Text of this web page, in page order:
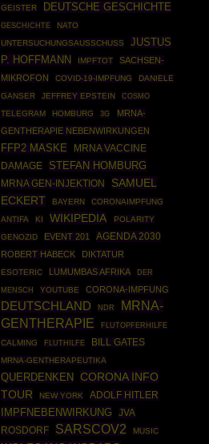
GEISTER
DEUTSCHE GESCHICHTE
GESCHICHTE
NATO
UNTERSUCHUNGSAUSSCHUSS
JUSTUS
P. HOFFMANN
IMPFTOT
SACHSEN-
MIKROFON
COVID-19-IMPFUNG
DANIELE
GANSER
JEFFREY EPSTEIN
COSMO
TELEGRAM
HOMBURG 3G
MRNA-
GENTHERAPIE NEBENWIRKUNGEN
FFP2 MASKE
MRNA VACCINE
DAMAGE
STEFAN HOMBURG
MRNA GEN-INJEKTION
SAMUEL
ECKERT
BAYERN
CORONAIMPFUNG
ANTIFA
KI WIKIPEDIA
POLARITY
GENOZID
EVENT 201 AGENDA 2030
ROBERT HABECK DIKTATUR
ESOTERIC LUMUMBAS AFRIKA DER
MENSCH YOUTUBE CORONA-IMPFUNG
DEUTSCHLAND NDR
MRNA-
GENTHERAPIE
FLUTOPFERHILFE
CALMING FLUTHILFE BILL GATES
MRNA-GENTHERAPEUTIKA
QUERDENKEN
CORONA INFO
TOUR
NEW YORK ADOLF HITLER
IMPFNEBENWIRKUNG
JVA
ROSDORF
SARSCOV2 MUSIC